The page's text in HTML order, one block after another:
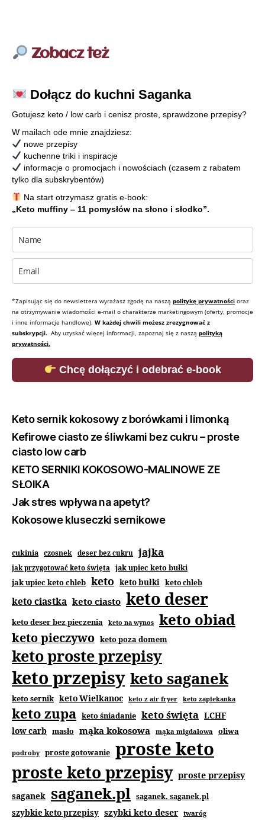
Zobacz też
Dołącz do kuchni Saganka
Gotujesz keto / low carb i cenisz proste, sprawdzone przepisy?
W mailach ode mnie znajdziesz:
nowe przepisy
kuchenne triki i inspiracje
informacje o promocjach i nowościach (czasem z rabatem
tylko dla subskrybentów)
Na start otrzymasz gratis e-book:
„Keto muffiny – 11 pomysłów na słono i słodko”.
*Zapisując się do newslettera wyrażasz zgodę na naszą politykę prywatności oraz
na otrzymywanie wiadomości e-mail o charakterze marketingowym (oferty, promocje
i inne informacje handlowe). W każdej chwili możesz zrezygnować z
subskrypcji. Aby uzyskać więcej informacji, zapoznaj się z naszą polityką
prywatności.
Chcę dołączyć i odebrać e-book
Keto sernik kokosowy z borówkami i limonką
Kefirowe ciasto ze śliwkami bez cukru – proste
ciasto low carb
KETO SERNIKI KOKOSOWO-MALINOWE ZE
SŁOIKA
Jak stres wpływa na apetyt?
Kokosowe kluseczki sernikowe
cukinia czosnek deser bez cukru jajka
jak przygotować keto święta jak upiec keto bułki
jak upiec keto chleb keto keto bułki keto chleb
keto ciastka keto ciasto keto deser
keto deser bez pieczenia keto na wynos keto obiad
keto pieczywo keto poza domem
keto proste przepisy
keto przepisy keto saganek
keto sernik keto Wielkanoc keto z air fryer keto zapiekanka
keto zupa keto śniadanie keto święta LCHF
low carb masło mąka kokosowa mąka migdałowa oliwa
podroby proste gotowanie proste keto
proste keto przepisy proste przepisy
saganek saganek.pl saganek. saganek.pl
szybkie keto przepisy szybki keto deser twaróg